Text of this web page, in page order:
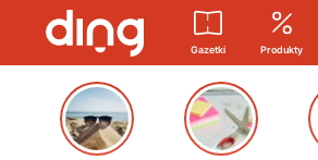
Gazetki Produkty